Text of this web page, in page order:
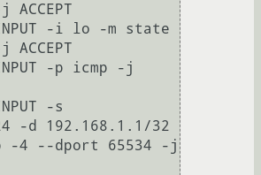
-i lo -m state
-p icmp -j
-s
-d 192.168.1.1/32
-4 --dport 65534 -j